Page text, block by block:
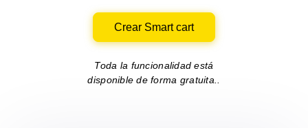
Crear Smart cart
Toda la funcionalidad está
disponible de forma gratuita..